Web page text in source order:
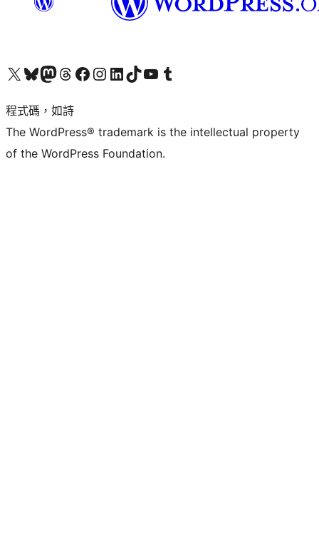
查看我們的 X (之前的 Twitter) 帳號造訪我們的 Bluesky 帳號造訪我們的 Mastodon 帳號造訪我們的 Threads 帳號 造訪我們的 Facebook 粉絲專頁Visit our Instagram account
Visit our LinkedIn account
造訪我們的 TikTok 帳號Visit our YouTube channel
造訪我們的 Tumblr 帳號
程式碼，如詩
The WordPress® trademark is the intellectual property
of the WordPress Foundation.